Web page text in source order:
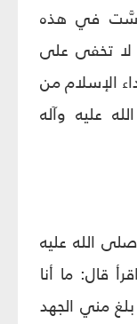
دُسَّت في هذه
لا تخفى على
الإسلام من
عليه وآله
الله عليه
قال: ما أنا
مني الجهد